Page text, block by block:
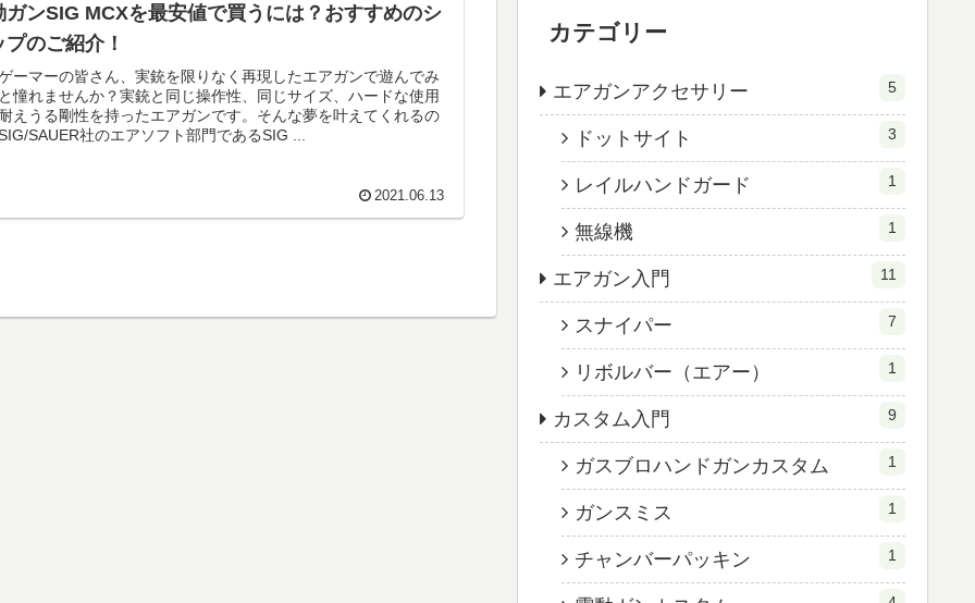
ガンSIG MCXを最安値で買うには？おすすめのシ
プのご紹介！
ーマーの皆さん、実銃を限りなく再現したエアガンで遊んでみ
憧れませんか？実銃と同じ操作性、同じサイズ、ハードな使用
えうる剛性を持ったエアガンです。そんな夢を叶えてくれるの
SAUER社のエアソフト部門であるSIG ...
2021.06.13
カテゴリー
エアガンアクセサリー 5
ドットサイト 3
レイルハンドガード 1
無線機 1
エアガン入門 11
スナイパー 7
リボルバー（エアー） 1
カスタム入門 9
ガスブロハンドガンカスタム 1
ガンスミス 1
チャンバーパッキン 1